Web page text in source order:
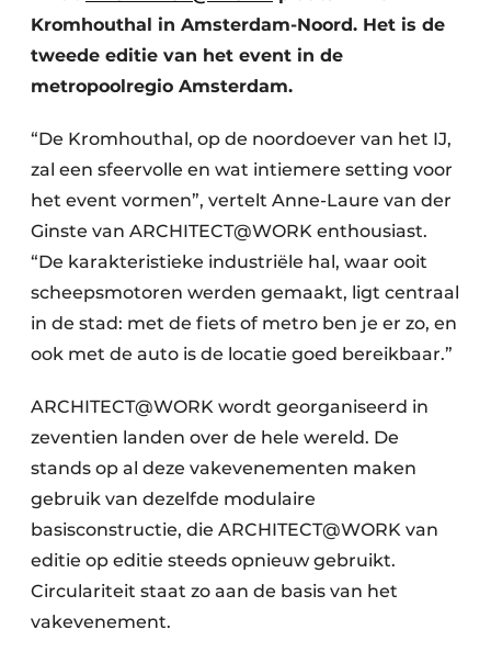
Kromhouthal in Amsterdam-Noord. Het is de
tweede editie van het event in de
metropoolregio Amsterdam.
“De Kromhouthal, op de noordoever van het IJ,
zal een sfeervolle en wat intiemere setting voor
het event vormen”, vertelt Anne-Laure van der
Ginste van ARCHITECT@WORK enthousiast.
“De karakteristieke industriële hal, waar ooit
scheepsmotoren werden gemaakt, ligt centraal
in de stad: met de fiets of metro ben je er zo, en
ook met de auto is de locatie goed bereikbaar.”
ARCHITECT@WORK wordt georganiseerd in
zeventien landen over de hele wereld. De
stands op al deze vakevenementen maken
gebruik van dezelfde modulaire
basisconstructie, die ARCHITECT@WORK van
editie op editie steeds opnieuw gebruikt.
Circulariteit staat zo aan de basis van het
vakevenement.